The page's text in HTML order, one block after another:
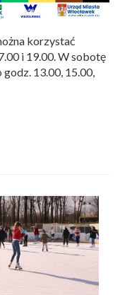
korzystać
i 19.00. W sobotę
13.00, 15.00,